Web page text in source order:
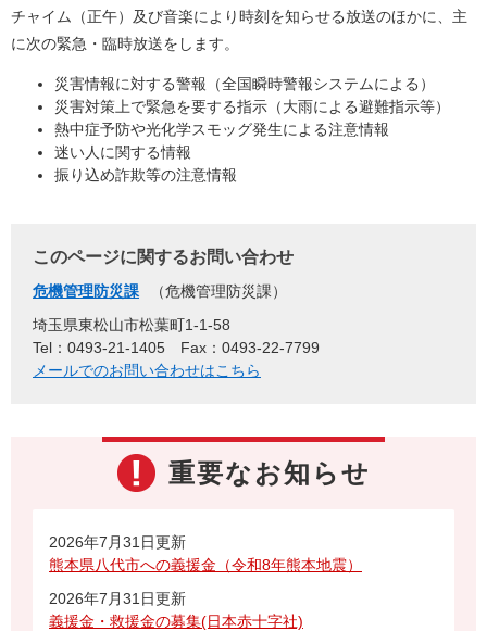
チャイム（正午）及び音楽により時刻を知らせる放送のほかに、主
に次の緊急・臨時放送をします。
災害情報に対する警報（全国瞬時警報システムによる）
災害対策上で緊急を要する指示（大雨による避難指示等）
熱中症予防や光化学スモッグ発生による注意情報
迷い人に関する情報
振り込め詐欺等の注意情報
このページに関するお問い合わせ
危機管理防災課
危機管理防災課
埼玉県東松山市松葉町1-1-58
Tel：0493-21-1405
Fax：0493-22-7799
メールでのお問い合わせはこちら
重要なお知らせ
2026年7月31日更新
熊本県八代市への義援金（令和8年熊本地震）
2026年7月31日更新
義援金・救援金の募集(日本赤十字社)